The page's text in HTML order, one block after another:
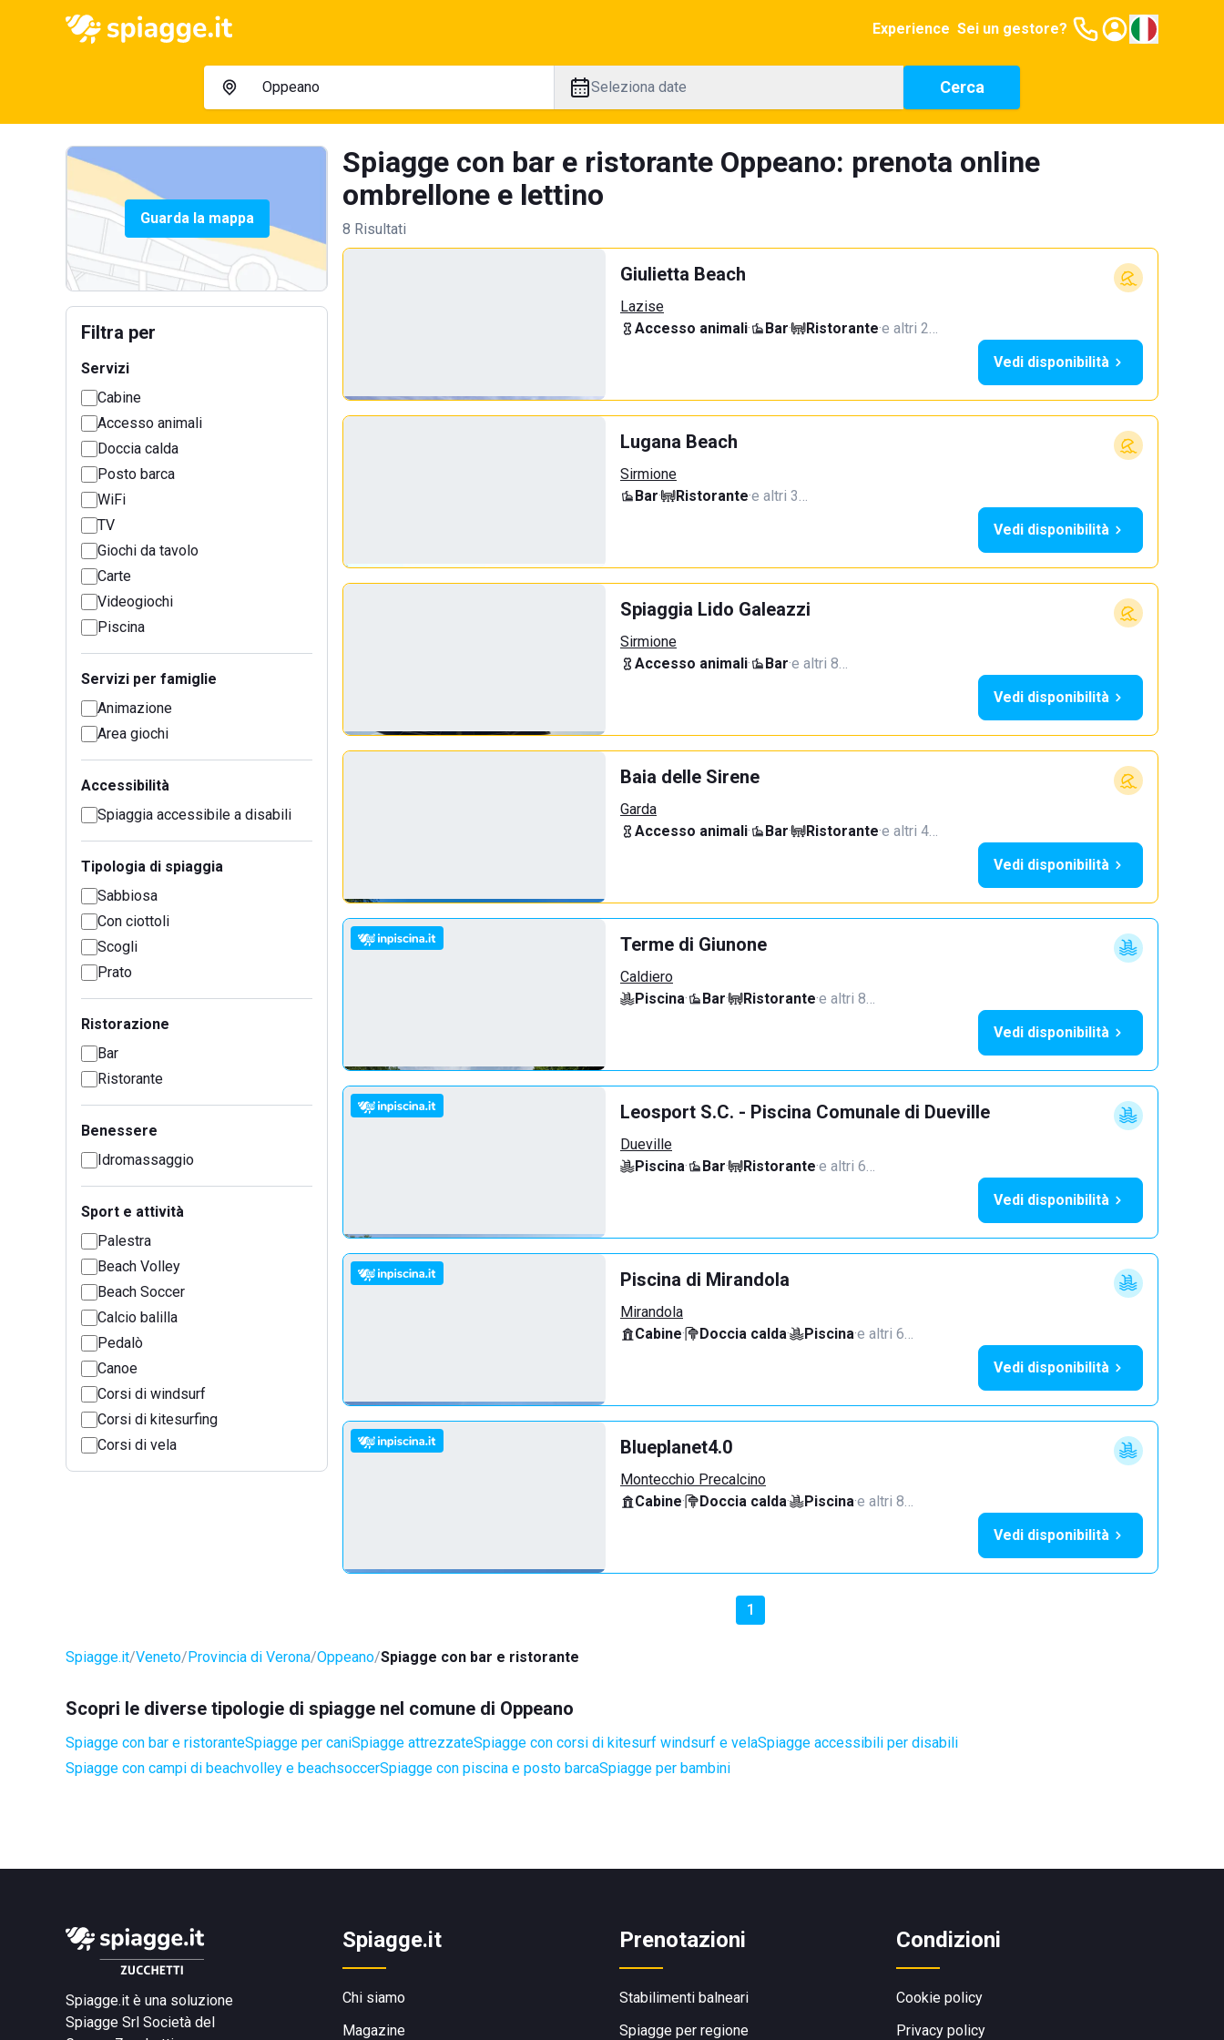
Experience Sei un gestore?
Seleziona date Cerca
Guarda la mappa
Filtra per
Servizi
Cabine
Accesso animali
Doccia calda
Posto barca
WiFi
TV
Giochi da tavolo
Carte
Videogiochi
Piscina
Servizi per famiglie
Animazione
Area giochi
Accessibilità
Spiaggia accessibile a disabili
Tipologia di spiaggia
Sabbiosa
Con ciottoli
Scogli
Prato
Ristorazione
Bar
Ristorante
Benessere
Idromassaggio
Sport e attività
Palestra
Beach Volley
Beach Soccer
Calcio balilla
Pedalò
Canoe
Corsi di windsurf
Corsi di kitesurfing
Corsi di vela
Spiagge con bar e ristorante Oppeano: prenota online
ombrellone e lettino
8 Risultati
Giulietta Beach
Lazise
Accesso animali· Bar· Ristorante·e altri 2…
Vedi disponibilità
Lugana Beach
Sirmione
Bar· Ristorante·e altri 3…
Vedi disponibilità
Spiaggia Lido Galeazzi
Sirmione
Accesso animali· Bar·e altri 8…
Vedi disponibilità
Baia delle Sirene
Garda
Accesso animali· Bar· Ristorante·e altri 4…
Vedi disponibilità
Terme di Giunone
Caldiero
Piscina· Bar· Ristorante·e altri 8…
Vedi disponibilità
Leosport S.C. - Piscina Comunale di Dueville
Dueville
Piscina· Bar· Ristorante·e altri 6…
Vedi disponibilità
Piscina di Mirandola
Mirandola
Cabine· Doccia calda· Piscina·e altri 6…
Vedi disponibilità
Blueplanet4.0
Montecchio Precalcino
Cabine· Doccia calda· Piscina·e altri 8…
Vedi disponibilità
1
Spiagge.it Veneto Provincia di Verona Oppeano Spiagge con bar e ristorante
Scopri le diverse tipologie di spiagge nel comune di Oppeano
Spiagge con bar e ristoranteSpiagge per caniSpiagge attrezzateSpiagge con corsi di kitesurf windsurf e velaSpiagge accessibili per disabili
Spiagge con campi di beachvolley e beachsoccerSpiagge con piscina e posto barcaSpiagge per bambini
Spiagge.it è una soluzione
Spiagge Srl Società del
Spiagge.it
Chi siamo
Magazine
Prenotazioni
Stabilimenti balneari
Spiagge per regione
Condizioni
Cookie policy
Privacy policy